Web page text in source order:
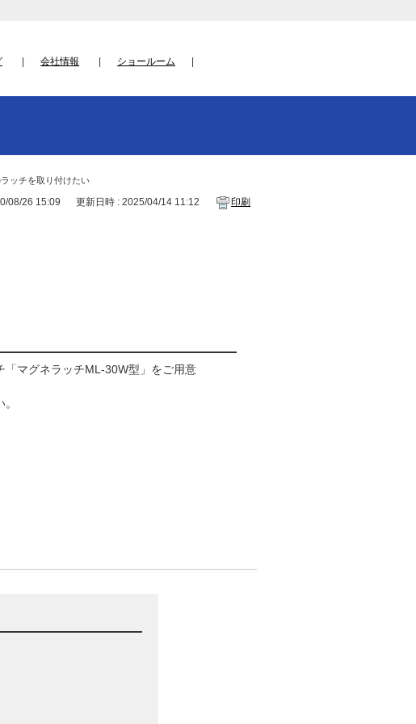
会社情報 ショールーム
ッチを取り付けたい
08/26 15:09 更新日時 : 2025/04/14 11:12 印刷
「マグネラッチML-30W型」をご用意
。